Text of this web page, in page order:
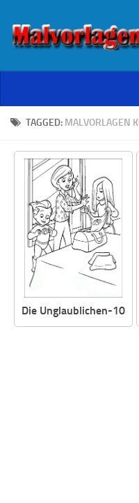
Starseite
TAGGED: MALVORLAGEN
Die Unglaublichen-10